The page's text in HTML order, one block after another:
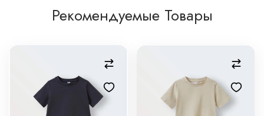
Рекомендуемые Товары